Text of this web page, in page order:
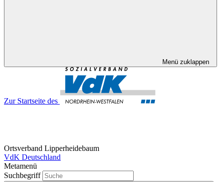
Menü zuklappen
Zur Startseite des
Ortsverband Lipperheidebaum
VdK Deutschland
Metamenü
Suchbegriff